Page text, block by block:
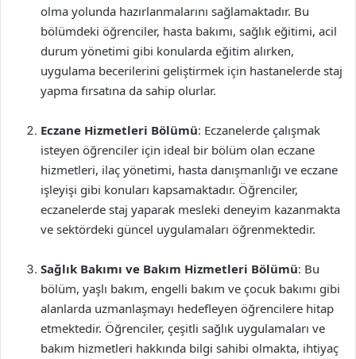
olma yolunda hazırlanmalarını sağlamaktadır. Bu
bölümdeki öğrenciler, hasta bakımı, sağlık eğitimi, acil
durum yönetimi gibi konularda eğitim alırken,
uygulama becerilerini geliştirmek için hastanelerde staj
yapma fırsatına da sahip olurlar.
Eczane Hizmetleri Bölümü: Eczanelerde çalışmak
isteyen öğrenciler için ideal bir bölüm olan eczane
hizmetleri, ilaç yönetimi, hasta danışmanlığı ve eczane
işleyişi gibi konuları kapsamaktadır. Öğrenciler,
eczanelerde staj yaparak mesleki deneyim kazanmakta
ve sektördeki güncel uygulamaları öğrenmektedir.
Sağlık Bakımı ve Bakım Hizmetleri Bölümü: Bu
bölüm, yaşlı bakım, engelli bakım ve çocuk bakımı gibi
alanlarda uzmanlaşmayı hedefleyen öğrencilere hitap
etmektedir. Öğrenciler, çeşitli sağlık uygulamaları ve
bakım hizmetleri hakkında bilgi sahibi olmakta, ihtiyaç